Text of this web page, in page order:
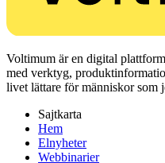
Voltimum är en digital
med verktyg,
livet lättare för människor som
Sajtkarta
Hem
Elnyheter
Webbinarier